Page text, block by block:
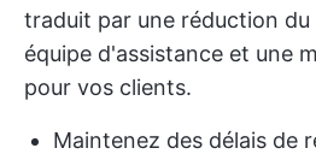
traduit par une réduction
équipe d'assistance et une
pour vos clients.
Maintenez des délais de